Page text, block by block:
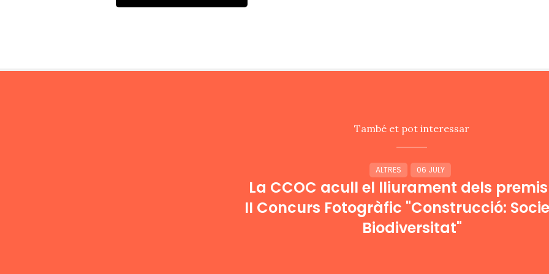
També et pot interessar
ALTRES 06 JULY
La CCOC acull el lliurament dels
II Concurs Fotogràfic "Construcció:
Biodiversitat"